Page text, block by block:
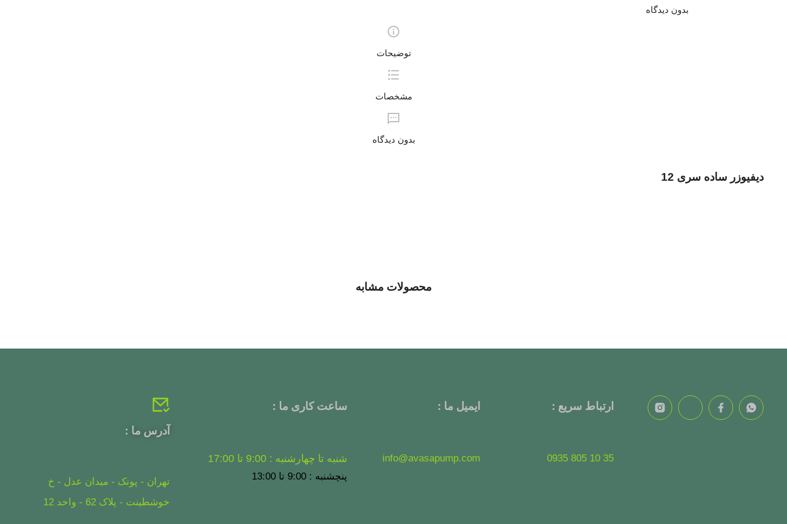
بدون دیدگاه
توضیحات
مشخصات
بدون دیدگاه
دیفیوزر ساده سری 12
محصولات مشابه
ارتباط سریع :
35 10 805 0935
ایمیل ما :
info@avasapump.com
ساعت کاری ما :
شنبه تا چهارشنبه : 9:00 تا 17:00
پنچشنبه : 9:00 تا 13:00
آدرس ما :
تهران - پونک - میدان عدل - خ
خوشطینت - پلاک 62 - واحد 12